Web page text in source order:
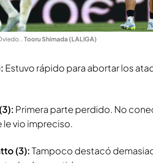
. Tooru Shimada (LALIGA)
Estuvo rápido para abortar los
Primera parte perdido. No
le vio impreciso.
(3):Tampoco destacó